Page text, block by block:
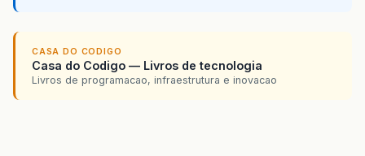
CASA DO CODIGO
Casa do Codigo — Livros de tecnologia
Livros de programacao, infraestrutura e inovacao